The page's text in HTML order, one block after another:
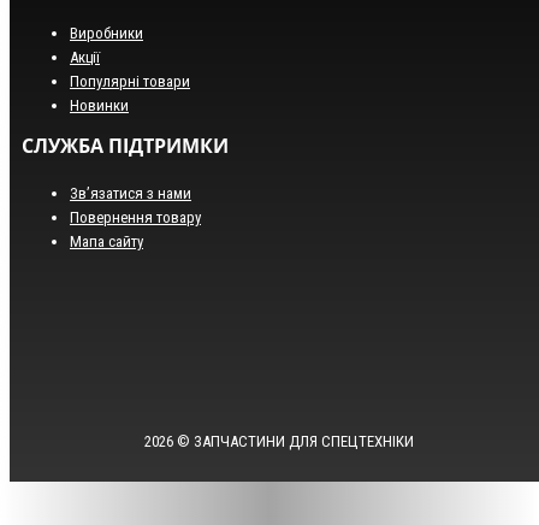
Виробники
Акції
Популярні товари
Новинки
СЛУЖБА ПІДТРИМКИ
Зв’язатися з нами
Повернення товару
Мапа сайту
2026 © ЗАПЧАСТИНИ ДЛЯ СПЕЦТЕХНІКИ